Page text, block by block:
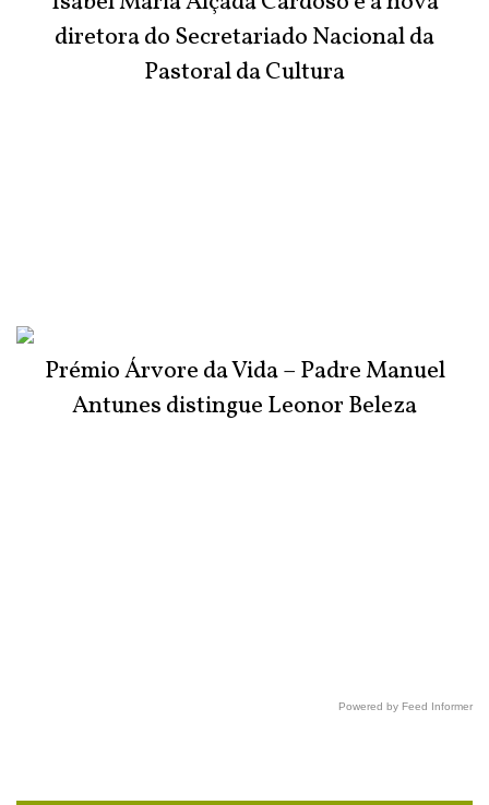
diretora do Secretariado Nacional da
Pastoral da Cultura
Prémio Árvore da Vida – Padre Manuel
Antunes distingue Leonor Beleza
Powered by Feed Informer